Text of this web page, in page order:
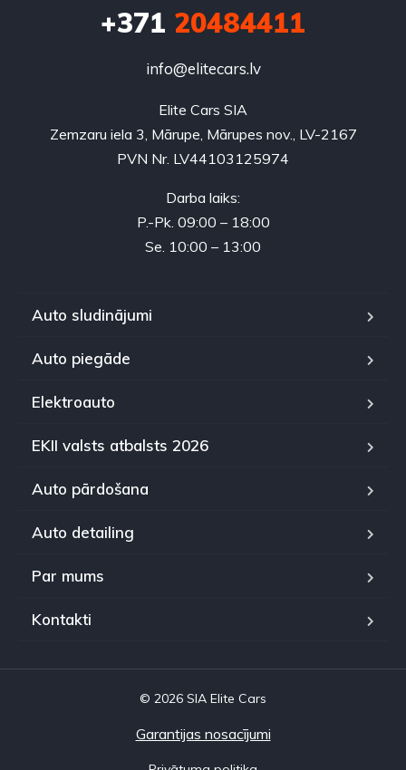
+371 20484411
info@elitecars.lv
Elite Cars SIA
Zemzaru iela 3, Mārupe, Mārupes nov., LV-2167
PVN Nr. LV44103125974
Darba laiks:
P.-Pk. 09:00 – 18:00
Se. 10:00 – 13:00
Auto sludinājumi
Auto piegāde
Elektroauto
EKII valsts atbalsts 2026
Auto pārdošana
Auto detailing
Par mums
Kontakti
© 2026 SIA Elite Cars
Garantijas nosacījumi